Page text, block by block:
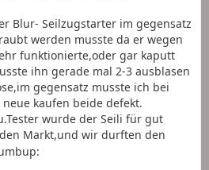
Blur- Seilzugstarter im gegensatz
werden musste da er wegen
funktionierte,oder gar kaputt
ihn gerade mal 2-3 ausblasen
gegensatz musste ich bei
kaufen beide defekt.
wurde der Seili für gut
Markt,und wir durften den